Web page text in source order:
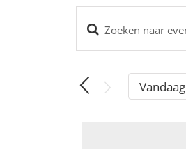
Evenementen
en
weergeven
Vul
in.
Zoek
Vandaag